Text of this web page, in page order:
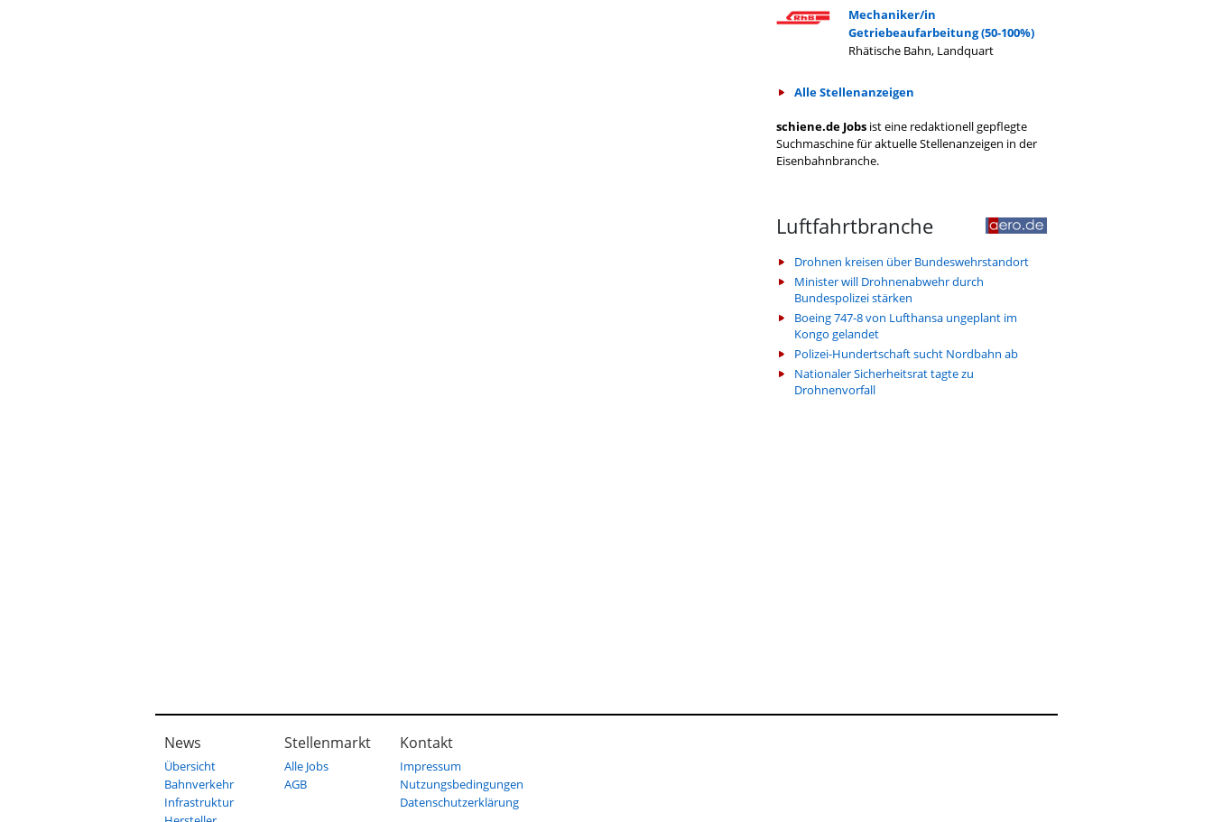
Mechaniker/in
Getriebeaufarbeitung (50-100%)
Rhätische Bahn, Landquart
Alle Stellenanzeigen
schiene.de Jobs ist eine redaktionell gepflegte
Suchmaschine für aktuelle Stellenanzeigen in der
Eisenbahnbranche.
Luftfahrtbranche
Drohnen kreisen über Bundeswehrstandort
Minister will Drohnenabwehr durch
Bundespolizei stärken
Boeing 747-8 von Lufthansa ungeplant im
Kongo gelandet
Polizei-Hundertschaft sucht Nordbahn ab
Nationaler Sicherheitsrat tagte zu
Drohnenvorfall
News
Übersicht
Bahnverkehr
Infrastruktur
Stellenmarkt
Alle Jobs
AGB
Kontakt
Impressum
Nutzungsbedingungen
Datenschutzerklärung